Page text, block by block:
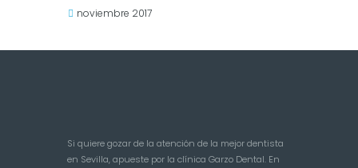
noviembre 2017
Si quiere gozar de la atención de la mejor dentista
en Sevilla, apueste por la clínica Garzo Dental. En